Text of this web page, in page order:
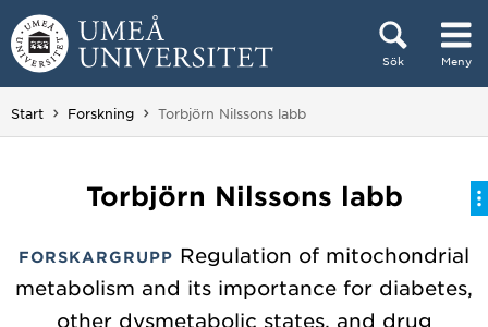
Hoppa direkt till innehållet
Sök Meny
Huvudmenyn dold.
Start Forskning Du är här:
Torbjörn Nilssons labb
Torbjörn Nilssons labb
FORSKARGRUPP Regulation of mitochondrial
metabolism and its importance for diabetes,
other dysmetabolic states, and drug